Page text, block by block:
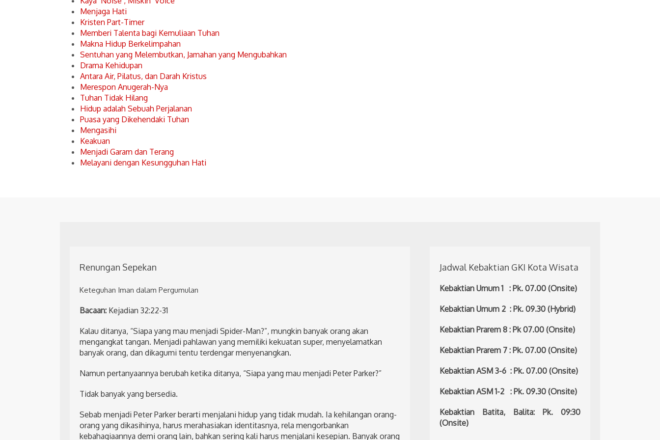
Menjaga Hati
Kristen Part-Timer
Memberi Talenta bagi Kemuliaan Tuhan
Makna Hidup Berkelimpahan
Sentuhan yang Melembutkan, Jamahan yang Mengubahkan
Drama Kehidupan
Antara Air, Pilatus, dan Darah Kristus
Merespon Anugerah-Nya
Tuhan Tidak Hilang
Hidup adalah Sebuah Perjalanan
Puasa yang Dikehendaki Tuhan
Mengasihi
Keakuan
Menjadi Garam dan Terang
Melayani dengan Kesungguhan Hati
Renungan Sepekan
Keteguhan Iman dalam Pergumulan
Bacaan: Kejadian 32:22-31
Kalau ditanya, “Siapa yang mau menjadi Spider-Man?”, mungkin banyak orang akan
mengangkat tangan. Menjadi pahlawan yang memiliki kekuatan super, menyelamatkan
banyak orang, dan dikagumi tentu terdengar menyenangkan.
Namun pertanyaannya berubah ketika ditanya, “Siapa yang mau menjadi Peter Parker?”
Tidak banyak yang bersedia.
Sebab menjadi Peter Parker berarti menjalani hidup yang tidak mudah. Ia kehilangan orang-
orang yang dikasihinya, harus merahasiakan identitasnya, rela mengorbankan
kebahagiaannya demi orang lain, bahkan sering kali harus menjalani kesepian. Banyak orang
Jadwal Kebaktian GKI Kota Wisata
Kebaktian Umum 1 : Pk. 07.00 (Onsite)
Kebaktian Umum 2 : Pk. 09.30 (Hybrid)
Kebaktian Prarem 8 : Pk 07.00 (Onsite)
Kebaktian Prarem 7 : Pk. 07.00 (Onsite)
Kebaktian ASM 3-6 : Pk. 07.00 (Onsite)
Kebaktian ASM 1-2 : Pk. 09.30 (Onsite)
Kebaktian Batita, Balita: Pk. 09:30
(Onsite)